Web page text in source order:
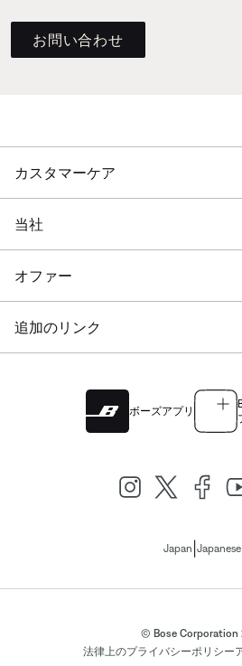
お問い合わせ
カスタマーケア
当社
オファー
追加のリンク
ボーズアプリ
Japan Japanese
© Bose Corporation
法律上のプライバシーポリシー